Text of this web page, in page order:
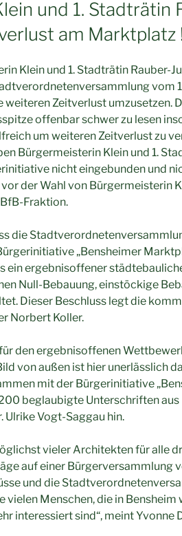
und 1. Stadträtin
am Marktplatz
Klein und 1. Stadträtin Rauber-
vom
weiteren Zeitverlust umzusetzen.
offenbar schwer zu lesen
um weiteren Zeitverlust zu
Bürgermeisterin Klein und 1.
nicht eingebunden und
der Wahl von Bürgermeisterin
Fraktion.
die
„Bensheimer
ein ergebnisoffener
Null-Bebauung, einstöckige
Dieser Beschluss legt die
Norbert Koller.
den ergebnisoffenen
von außen ist hier unerlässlich
mit der Bürgerinitiative
beglaubigte Unterschriften aus
Vogt-Saggau hin.
vieler Architekten für alle
auf einer Bürgerversammlung
und die
Menschen, die in Bensheim
interessiert sind“, meint Yvonne